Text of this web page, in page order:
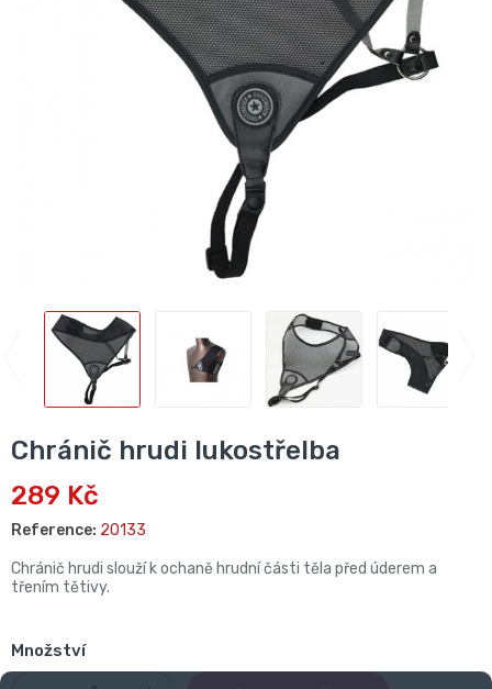
Chránič hrudi lukostřelba
289 Kč
Reference: 20133
Chránič hrudi slouží k ochaně hrudní části těla před úderem a
třením tětivy.
Množství